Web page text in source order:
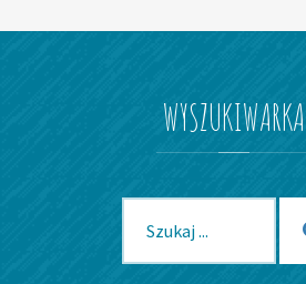
WYSZUKIWARKA
dla: